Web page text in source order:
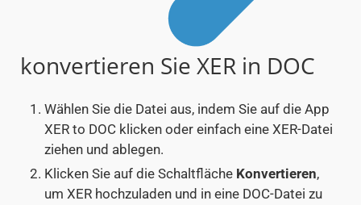
konvertieren Sie XER in DOC
Wählen Sie die Datei aus, indem Sie auf die App
XER to DOC klicken oder einfach eine XER-Datei
ziehen und ablegen.
Klicken Sie auf die Schaltfläche Konvertieren,
um XER hochzuladen und in eine DOC-Datei zu